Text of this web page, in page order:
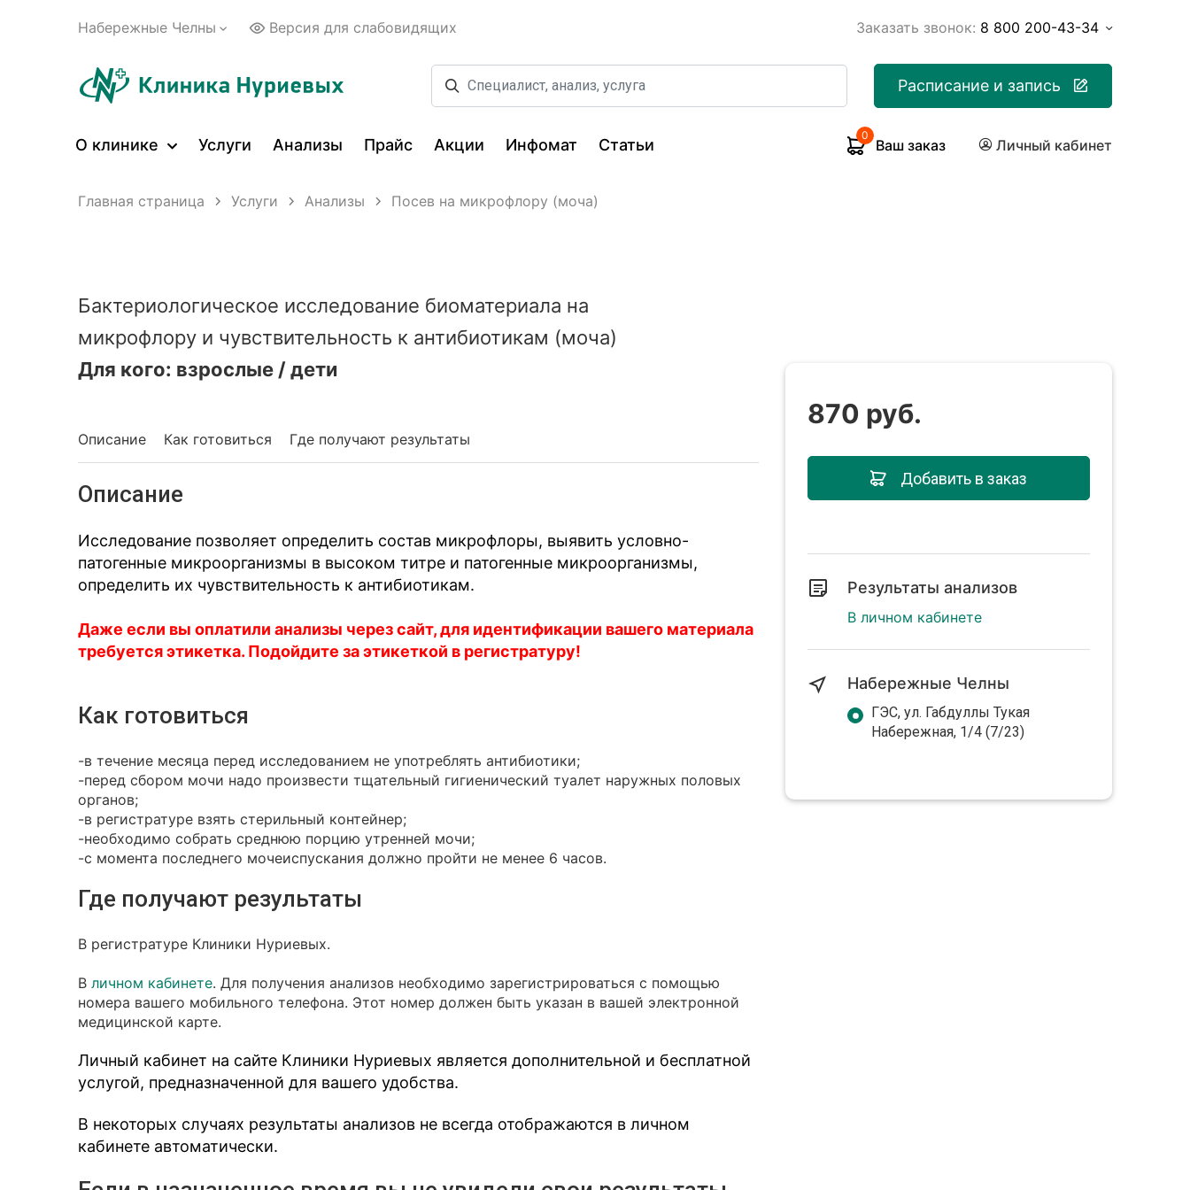
Набережные Челны Версия для слабовидящих Заказать звонок: 8 800 200-43-34
Расписание и запись
О клинике Услуги Анализы Прайс Акции Инфомат Статьи
0
Ваш заказ Личный кабинет
Главная страница Услуги Анализы Посев на микрофлору (моча)
Бактериологическое исследование биоматериала на
микрофлору и чувствительность к антибиотикам (моча)
Для кого: взрослые / дети
Описание Как готовиться Где получают результаты
Описание
Исследование позволяет определить состав микрофлоры, выявить условно-
патогенные микроорганизмы в высоком титре и патогенные микроорганизмы,
определить их чувствительность к антибиотикам.
Даже если вы оплатили анализы через сайт, для идентификации вашего материала
требуется этикетка. Подойдите за этикеткой в регистратуру!
Как готовиться
-в течение месяца перед исследованием не употреблять антибиотики;
-перед сбором мочи надо произвести тщательный гигиенический туалет наружных половых
органов;
-в регистратуре взять стерильный контейнер;
-необходимо собрать среднюю порцию утренней мочи;
-с момента последнего мочеиспускания должно пройти не менее 6 часов.
Где получают результаты
В регистратуре Клиники Нуриевых.
В личном кабинете. Для получения анализов необходимо зарегистрироваться с помощью
номера вашего мобильного телефона. Этот номер должен быть указан в вашей электронной
медицинской карте.
Личный кабинет на сайте Клиники Нуриевых является дополнительной и бесплатной
услугой, предназначенной для вашего удобства.
В некоторых случаях результаты анализов не всегда отображаются в личном
кабинете автоматически.
870 руб.
Добавить в заказ
Результаты анализов
В личном кабинете
Набережные Челны
ГЭС, ул. Габдуллы Тукая
Набережная, 1/4 (7/23)